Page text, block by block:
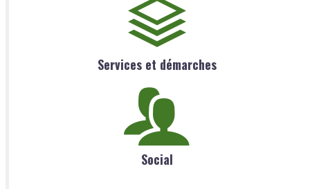
Services et démarches
Social